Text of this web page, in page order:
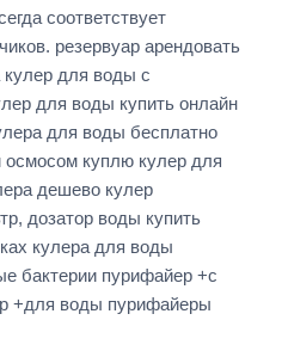
соответствует
резервуар арендовать
для воды с
для воды купить онлайн
для воды бесплатно
куплю кулер для
дешево кулер
дозатор воды купить
кулера для воды
бактерии пурифайер +с
+для воды пурифайеры